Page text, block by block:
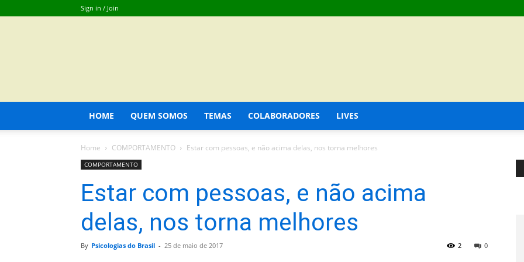
Sign in / Join
HOME QUEM SOMOS TEMAS COLABORADORES LIVES
Home COMPORTAMENTO Estar com pessoas, e não acima delas, nos torna melhores
COMPORTAMENTO
Estar com pessoas, e não acima
delas, nos torna melhores
By Psicologias do Brasil - 25 de maio de 2017 0
2